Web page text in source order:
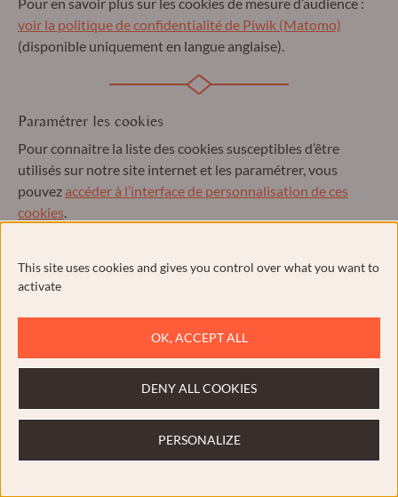
voir la politique de confidentialité de Piwik (Matomo)
(disponible uniquement en langue anglaise).
Paramétrer les cookies
Pour connaitre la liste des cookies susceptibles d’être
utilisés sur notre site internet et les paramétrer, vous
pouvez accéder à l’interface de personnalisation de ces
cookies.
Article 6 : Protection et usage des données
Formulaire de contact
Les informations personnelles communiquées sur le
formulaire de contact présent sur le site sont destinées à
l’usage exclusif de la Fromagerie Renard Gillard dans
l’unique finalité de répondre aux questions posées via
This site uses cookies and gives you control over what you want to
activate
OK, ACCEPT ALL
DENY ALL COOKIES
PERSONALIZE